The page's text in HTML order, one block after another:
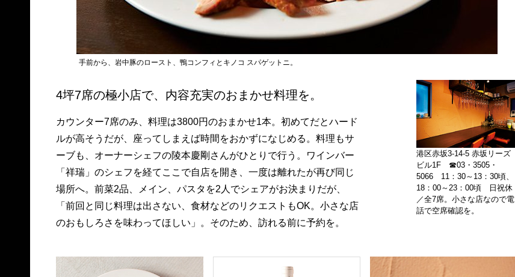
手前から、岩中豚のロースト、鴨コンフィとキノコ スパゲットニ。
4坪7席の極小店で、内容充実のおまかせ料理を。
カウンター7席のみ、料理は3800円のおまかせ1本。初めてだとハード
ルが高そうだが、座ってしまえば時間をおかずになじめる。料理もサ
ーブも、オーナーシェフの陵本慶剛さんがひとりで行う。ワインバー
「祥瑞」のシェフを経てここで自店を開き、一度は離れたが再び同じ
場所へ。前菜2品、メイン、パスタを2人でシェアがお決まりだが、
「前回と同じ料理は出さない、食材などのリクエストもOK。小さな店
のおもしろさを味わってほしい」。そのため、訪れる前に予約を。
港区赤坂3-14-5 赤坂リーズ
ビル1F ☎03・3505・
5066 11：30～13：30頃、
18：00～23：00頃 日祝休
／全7席。小さな店なので電
話で空席確認を。